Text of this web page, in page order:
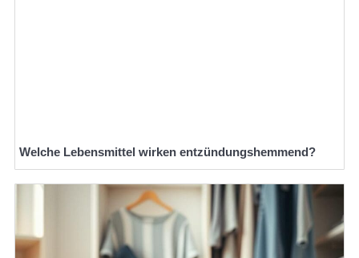
Welche Lebensmittel wirken entzündungshemmend?